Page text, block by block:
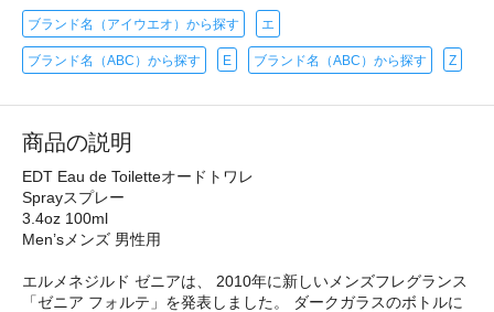
ブランド名（アイウエオ）から探す エ
ブランド名（ABC）から探す E ブランド名（ABC）から探す Z
商品の説明
EDT Eau de Toiletteオードトワレ
Sprayスプレー
3.4oz 100ml
Men’sメンズ 男性用
エルメネジルド ゼニアは、 2010年に新しいメンズフレグランス
「ゼニア フォルテ」を発表しました。 ダークガラスのボトルに